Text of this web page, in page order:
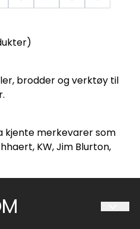
brodder og verktøy til
kjente merkevarer som
KW, Jim Blurton,